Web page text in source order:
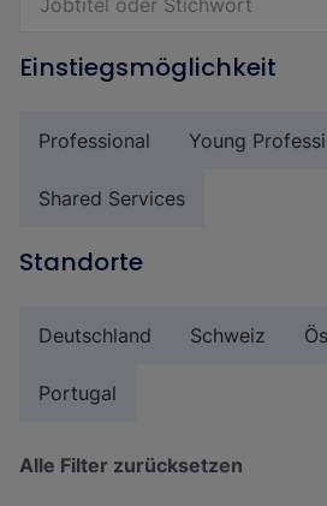
Einstiegsmöglichkeit
Professional Young
Shared Services
Standorte
Deutschland Schweiz
Portugal
Alle Filter zurücksetzen